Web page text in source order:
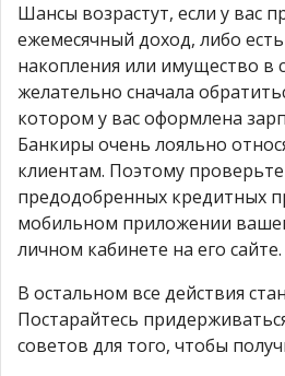
Шансы возрастут, если у вас
ежемесячный доход, либо
накопления или имущество в
желательно сначала
котором у вас оформлена
Банкиры очень лояльно
клиентам. Поэтому
предодобренных кредитных
мобильном приложении
личном кабинете на его сайте.
В остальном все действия
Постарайтесь
советов для того, чтобы